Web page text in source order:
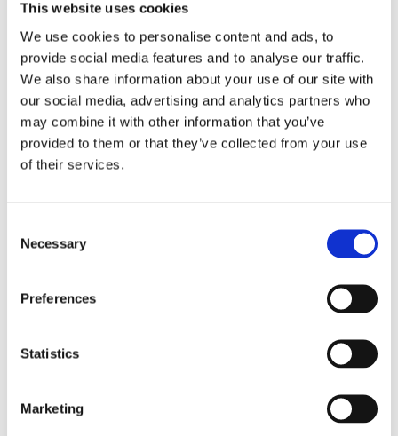
This website uses cookies
We use cookies to personalise content and ads, to
provide social media features and to analyse our traffic.
We also share information about your use of our site with
our social media, advertising and analytics partners who
may combine it with other information that you’ve
provided to them or that they’ve collected from your use
of their services.
Selection
Necessary
Preferences
Statistics
Marketing
werden gelöscht oder gesperrt, sobald der Zweck der Speicherung
entfällt, der Löschung der Daten keine gesetzlichen
Aufbewahrungspflichten entgegenstehen und nachfolgend keine
anderslautenden Angaben zu einzelnen Verarbeitungsverfahren
gemacht werden.
1. Serverdaten
Aus technischen Gründen, insbesondere zur Gewährleistung eines
Typ und Version Ihres Internetbrowsers, das Betriebssystem, die
Website, von der aus Sie auf unseren Internetauftritt gewechselt
die IP-Adresse des Internetanschlusses, von dem aus die Nutzung
Diese so erhobenen Daten werden vorrübergehend gespeichert,
dies jedoch nicht gemeinsam mit anderen Daten von Ihnen.
Diese Speicherung erfolgt auf der Rechtsgrundlage von Art. 6
Abs. 1 lit. f) DSGVO. Unser berechtigtes Interesse liegt in der
Verbesserung, Stabilität, Funktionalität und Sicherheit unseres